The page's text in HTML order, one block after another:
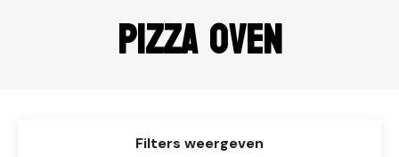
Pizza Oven
Filters weergeven